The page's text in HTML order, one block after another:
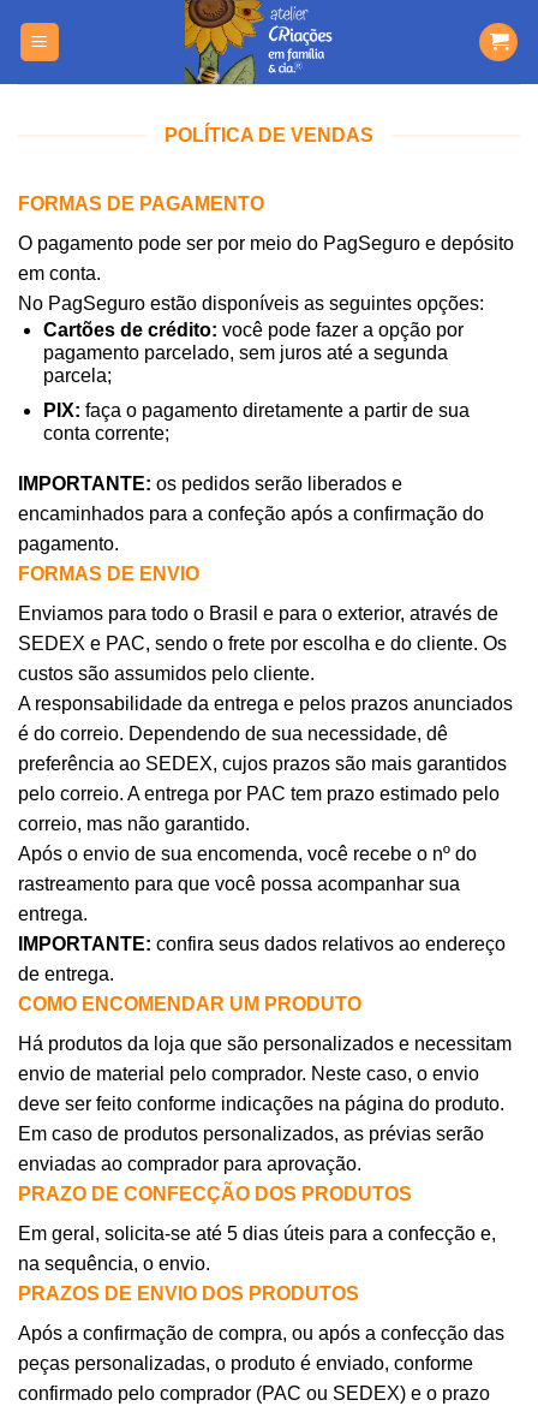
POLÍTICA DE VENDAS
FORMAS DE PAGAMENTO
O pagamento pode ser por meio do PagSeguro e depósito
em conta.
No PagSeguro estão disponíveis as seguintes opções:
Cartões de crédito: você pode fazer a opção por
pagamento parcelado, sem juros até a segunda
parcela;
PIX: faça o pagamento diretamente a partir de sua
conta corrente;
IMPORTANTE: os pedidos serão liberados e
encaminhados para a confeção após a confirmação do
pagamento.
FORMAS DE ENVIO
Enviamos para todo o Brasil e para o exterior, através de
SEDEX e PAC, sendo o frete por escolha e do cliente. Os
custos são assumidos pelo cliente.
A responsabilidade da entrega e pelos prazos anunciados
é do correio. Dependendo de sua necessidade, dê
preferência ao SEDEX, cujos prazos são mais garantidos
pelo correio. A entrega por PAC tem prazo estimado pelo
correio, mas não garantido.
Após o envio de sua encomenda, você recebe o nº do
rastreamento para que você possa acompanhar sua
entrega.
IMPORTANTE: confira seus dados relativos ao endereço
de entrega.
COMO ENCOMENDAR UM PRODUTO
Há produtos da loja que são personalizados e necessitam
envio de material pelo comprador. Neste caso, o envio
deve ser feito conforme indicações na página do produto.
Em caso de produtos personalizados, as prévias serão
enviadas ao comprador para aprovação.
PRAZO DE CONFECÇÃO DOS PRODUTOS
Em geral, solicita-se até 5 dias úteis para a confecção e,
na sequência, o envio.
PRAZOS DE ENVIO DOS PRODUTOS
Após a confirmação de compra, ou após a confecção das
peças personalizadas, o produto é enviado, conforme
confirmado pelo comprador (PAC ou SEDEX) e o prazo